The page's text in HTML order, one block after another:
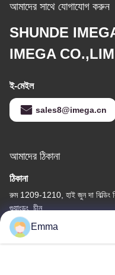
আমাদের সাথে যোগাযোগ করুন
SHUNDE
IMEGA
ই-মেইল
sales8@imega.cn
আমাদের ঠিকানা
ঠিকানা
রুম 1209-1210, হাই জুন দা বিল্ডিং
গুয়াংডং, চীন
টেল
86-15816904632
Emma